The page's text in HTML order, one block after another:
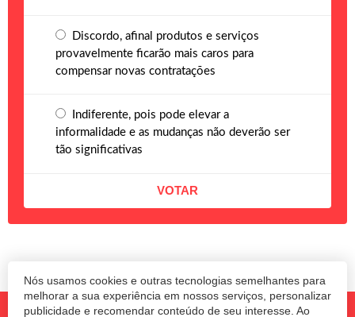
Nós usamos cookies e outras tecnologias semelhantes para
melhorar a sua experiência em nossos serviços, personalizar
publicidade e recomendar conteúdo de seu interesse. Ao
Discordo, afinal produtos e serviços
provavelmente ficarão mais caros para
compensar novas contratações
Indiferente, pois pode elevar a
informalidade e as mudanças não deverão ser
tão significativas